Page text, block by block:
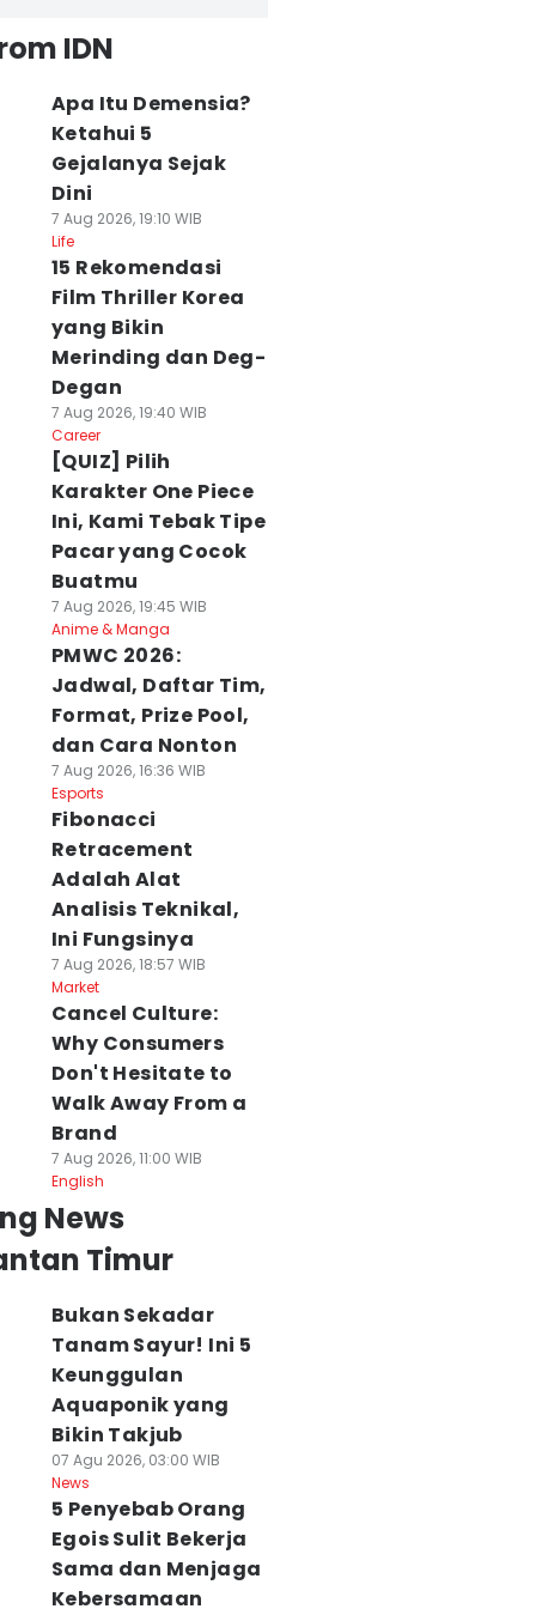
IDN
Apa Itu Demensia?
Ketahui 5
Gejalanya Sejak
Dini
7 Aug 2026, 19:10 WIB
Life
15 Rekomendasi
Film Thriller Korea
yang Bikin
Merinding dan Deg-
Degan
7 Aug 2026, 19:40 WIB
Career
[QUIZ] Pilih
Karakter One Piece
Ini, Kami Tebak Tipe
Pacar yang Cocok
Buatmu
7 Aug 2026, 19:45 WIB
Anime & Manga
PMWC 2026:
Jadwal, Daftar Tim,
Format, Prize Pool,
dan Cara Nonton
7 Aug 2026, 16:36 WIB
Esports
Fibonacci
Retracement
Adalah Alat
Analisis Teknikal,
Ini Fungsinya
7 Aug 2026, 18:57 WIB
Market
Cancel Culture:
Why Consumers
Don't Hesitate to
Walk Away From a
Brand
7 Aug 2026, 11:00 WIB
English
News
Timur
Bukan Sekadar
Tanam Sayur! Ini 5
Keunggulan
Aquaponik yang
Bikin Takjub
07 Agu 2026, 03:00 WIB
News
5 Penyebab Orang
Egois Sulit Bekerja
Sama dan Menjaga
Kebersamaan